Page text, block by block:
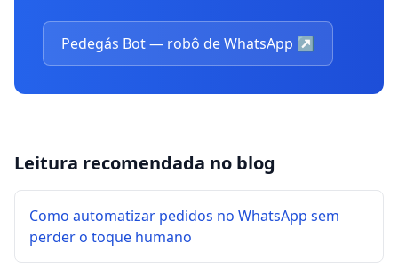
Pedegás Bot — robô de WhatsApp ↗
Leitura recomendada no blog
Como automatizar pedidos no WhatsApp sem
perder o toque humano